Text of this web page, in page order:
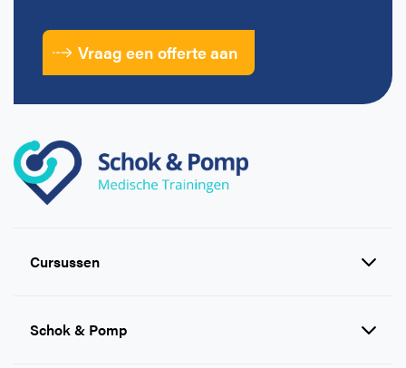
Vraag een offerte aan
Cursussen
EHBO cursussen
Schok & Pomp